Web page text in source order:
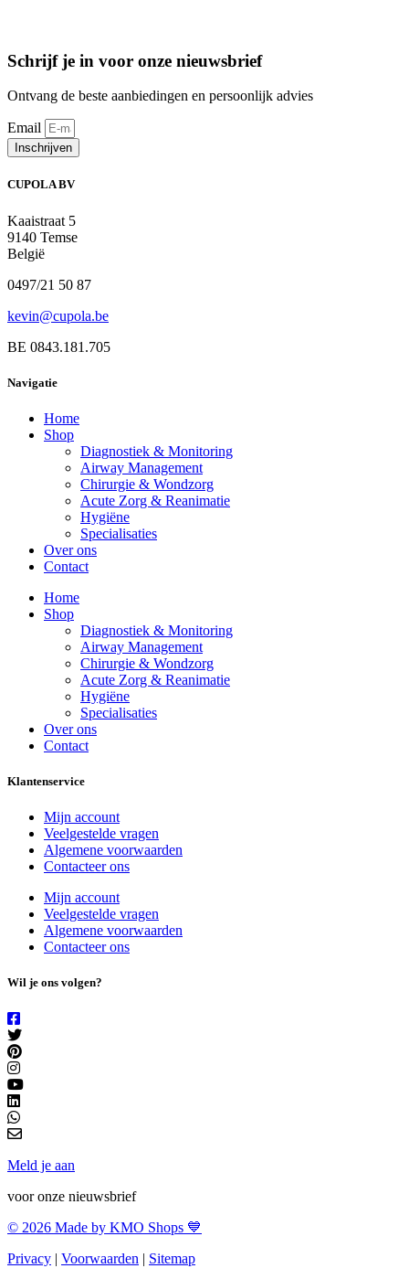
Schrijf je in voor onze nieuwsbrief
Ontvang de beste aanbiedingen en persoonlijk advies
Email
Inschrijven
CUPOLA BV
Kaaistraat 5
9140 Temse
België
0497/21 50 87
kevin@cupola.be
BE 0843.181.705
Navigatie
Home
Shop
Diagnostiek & Monitoring
Airway Management
Chirurgie & Wondzorg
Acute Zorg & Reanimatie
Hygiëne
Specialisaties
Over ons
Contact
Home
Shop
Diagnostiek & Monitoring
Airway Management
Chirurgie & Wondzorg
Acute Zorg & Reanimatie
Hygiëne
Specialisaties
Over ons
Contact
Klantenservice
Mijn account
Veelgestelde vragen
Algemene voorwaarden
Contacteer ons
Mijn account
Veelgestelde vragen
Algemene voorwaarden
Contacteer ons
Wil je ons volgen?
Meld je aan
voor onze nieuwsbrief
© 2026 Made by KMO Shops 💙
Privacy | Voorwaarden | Sitemap